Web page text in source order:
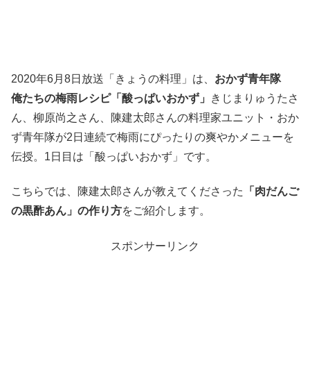
2020年6月8日放送「きょうの料理」は、 おかず青年隊
俺たちの梅雨レシピ「酸っぱいおかず」
きじまりゅうたさ
ん、柳原尚之さん、陳建太郎さんの料理家ユニット・おか
ず青年隊が2日連続で梅雨にぴったりの爽やかメニューを
伝授。1日目は「酸っぱいおかず」です。
こちらでは、陳建太郎さんが教えてくださった
「肉だんご
の黒酢あん」の作り方をご紹介します。
スポンサーリンク